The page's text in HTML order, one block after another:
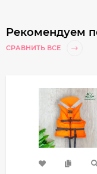
Рекомендуем
СРАВНИТЬ ВСЕ